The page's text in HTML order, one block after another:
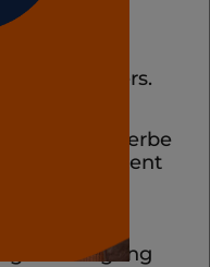
eilt, Gewerbe
Interessent